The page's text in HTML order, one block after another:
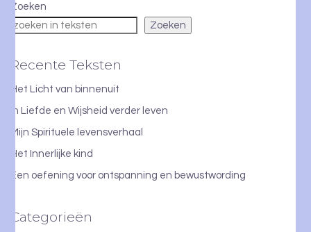
Zoeken
Zoeken
Recente Teksten
Het Licht van binnenuit
In Liefde en Wijsheid verder leven
Mijn Spirituele levensverhaal
Het Innerlijke kind
Een oefening voor ontspanning en bewustwording
Categorieën